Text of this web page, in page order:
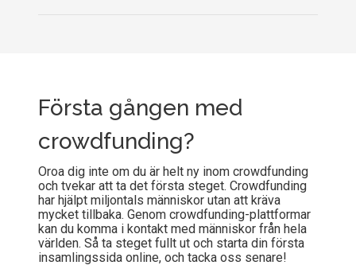
Första gången med
crowdfunding?
Oroa dig inte om du är helt ny inom crowdfunding
och tvekar att ta det första steget. Crowdfunding
har hjälpt miljontals människor utan att kräva
mycket tillbaka. Genom crowdfunding-plattformar
kan du komma i kontakt med människor från hela
världen. Så ta steget fullt ut och starta din första
insamlingssida online, och tacka oss senare!